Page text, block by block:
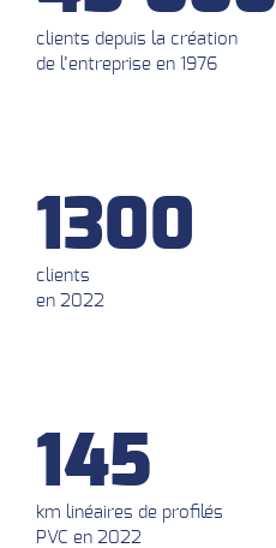
clients depuis la création
de l’entreprise en 1976
1300
clients
en 2022
145
km linéaires de profilés
PVC en 2022